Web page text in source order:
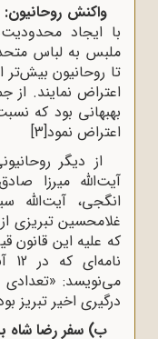
واکنش روحانیون:
با ایجاد
ملبس به لباس
تا روحانیون بیش‌تر
اعتراض نمایند. از
بهبهانی بود که
اعتراض نمود[3]
از دیگر
آیت‌الله میرزا
انگجی، آیت‌الله
غلامحسین تبریزی
که علیه این قانون
می‌نویسد: «تعدادى
درگیرى اخیر تبریز
ب) سفر رضا شاه